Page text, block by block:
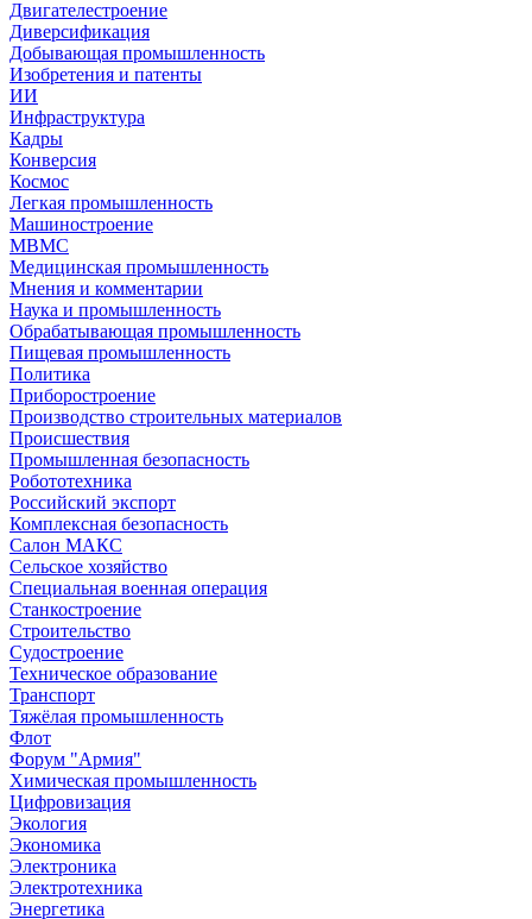
Двигателестроение
Диверсификация
Добывающая промышленность
Изобретения и патенты
ИИ
Инфраструктура
Кадры
Конверсия
Космос
Легкая промышленность
Машиностроение
МВМС
Медицинская промышленность
Мнения и комментарии
Наука и промышленность
Обрабатывающая промышленность
Пищевая промышленность
Политика
Приборостроение
Производство строительных материалов
Происшествия
Промышленная безопасность
Робототехника
Российский экспорт
Комплексная безопасность
Салон МАКС
Сельское хозяйство
Специальная военная операция
Станкостроение
Строительство
Судостроение
Техническое образование
Транспорт
Тяжёлая промышленность
Флот
Форум "Армия"
Химическая промышленность
Цифровизация
Экология
Экономика
Электроника
Электротехника
Энергетика